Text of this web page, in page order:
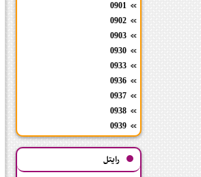
0901
0902
0903
0930
0933
0936
0937
0938
0939
رایتل